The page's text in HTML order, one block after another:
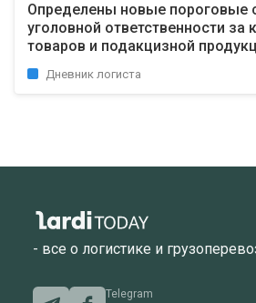
Определены новые пороговые
уголовной ответственности за
товаров и подакцизной
Дневник логиста
- все о логистике и
Telegram